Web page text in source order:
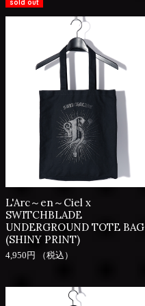
sold out
L'Arc～en～Ciel x
SWITCHBLADE
UNDERGROUND TOTE BAG
(SHINY PRINT)
4,950円 （税込）